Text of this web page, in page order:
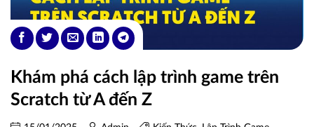
Khám phá cách lập trình game trên
Scratch từ A đến Z